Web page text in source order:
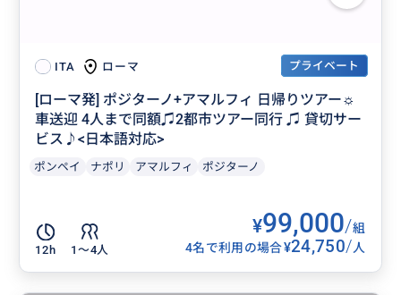
ITA ローマ プライベート
[ローマ発] ポジターノ+アマルフィ 日帰りツアー☼
車送迎 4人まで同額♫2都市ツアー同行 ♫ 貸切サー
ビス♪<日本語対応>
ポンペイ ナポリ アマルフィ ポジターノ
12h 1〜4人
¥99,000/組
4名で利用の場合¥24,750/人